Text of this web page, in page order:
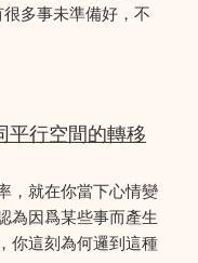
多事未準備好，不
平行空間的轉移
，就在你當下心情變
為因爲某些事而產生
你這刻為何邏到這種